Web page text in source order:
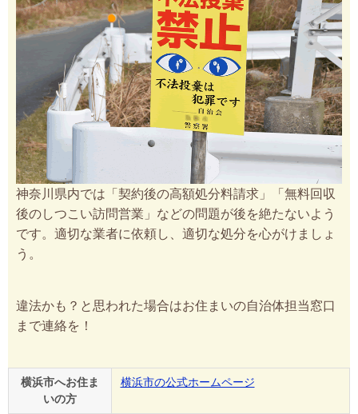
神奈川県内では「契約後の高額処分料請求」「無料回収
後のしつこい訪問営業」などの問題が後を絶たないよう
です。適切な業者に依頼し、適切な処分を心がけましょ
う。
違法かも？と思われた場合はお住まいの自治体担当窓口
まで連絡を！
横浜市へお住ま
いの方
横浜市の公式ホームページ